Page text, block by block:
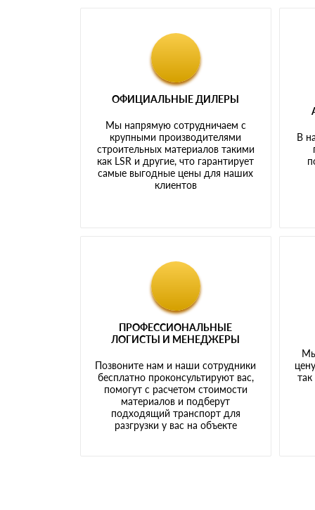
ОФИЦИАЛЬНЫЕ ДИЛЕРЫ
Мы напрямую сотрудничаем с
крупными производителями
строительных материалов такими
как LSR и другие, что гарантирует
самые выгодные цены для наших
клиентов
В
ПРОФЕССИОНАЛЬНЫЕ
ЛОГИСТЫ И МЕНЕДЖЕРЫ
Позвоните нам и наши сотрудники
бесплатно проконсультируют вас,
помогут с расчетом стоимости
материалов и подберут
подходящий транспорт для
разгрузки у вас на объекте